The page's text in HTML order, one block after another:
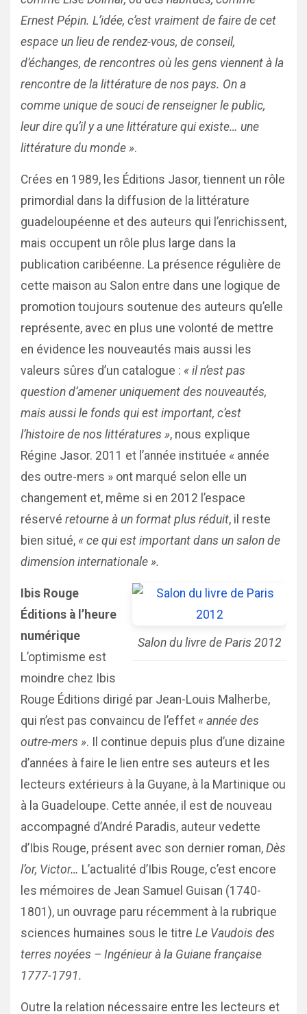
Ernest Pépin. L’idée, c’est vraiment de faire de cet
espace un lieu de rendez-vous, de conseil,
d’échanges, de rencontres où les gens viennent à la
rencontre de la littérature de nos pays. On a
comme unique de souci de renseigner le public,
leur dire qu’il y a une littérature qui existe… une
littérature du monde ».
Crées en 1989, les Éditions Jasor, tiennent un rôle
primordial dans la diffusion de la littérature
guadeloupéenne et des auteurs qui l’enrichissent,
mais occupent un rôle plus large dans la
publication caribéenne. La présence régulière de
cette maison au Salon entre dans une logique de
promotion toujours soutenue des auteurs qu’elle
représente, avec en plus une volonté de mettre
en évidence les nouveautés mais aussi les
valeurs sûres d’un catalogue : « il n’est pas
question d’amener uniquement des nouveautés,
mais aussi le fonds qui est important, c’est
l’histoire de nos littératures », nous explique
Régine Jasor. 2011 et l’année instituée « année
des outre-mers » ont marqué selon elle un
changement et, même si en 2012 l’espace
réservé retourne à un format plus réduit, il reste
bien situé, « ce qui est important dans un salon de
dimension internationale ».
Salon du livre de Paris 2012
Ibis Rouge
Éditions à l’heure
numérique
L’optimisme est
moindre chez Ibis
Rouge Éditions dirigé par Jean-Louis Malherbe,
qui n’est pas convaincu de l’effet « année des
outre-mers ». Il continue depuis plus d’une dizaine
d’années à faire le lien entre ses auteurs et les
lecteurs extérieurs à la Guyane, à la Martinique ou
à la Guadeloupe. Cette année, il est de nouveau
accompagné d’André Paradis, auteur vedette
d’Ibis Rouge, présent avec son dernier roman, Dès
l’or, Victor… L’actualité d’Ibis Rouge, c’est encore
les mémoires de Jean Samuel Guisan (1740-
1801), un ouvrage paru récemment à la rubrique
sciences humaines sous le titre Le Vaudois des
terres noyées – Ingénieur à la Guiane française
1777-1791.
Outre la relation nécessaire entre les lecteurs et